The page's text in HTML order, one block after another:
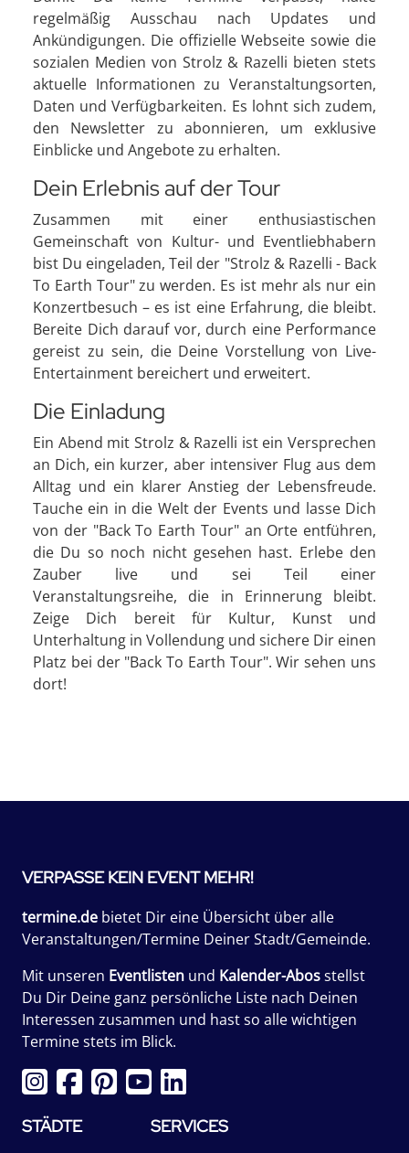
regelmäßig Ausschau nach Updates und
Ankündigungen. Die offizielle Webseite sowie die
sozialen Medien von Strolz & Razelli bieten stets
aktuelle Informationen zu Veranstaltungsorten,
Daten und Verfügbarkeiten. Es lohnt sich zudem,
den Newsletter zu abonnieren, um exklusive
Einblicke und Angebote zu erhalten.
Dein Erlebnis auf der Tour
Zusammen mit einer enthusiastischen
Gemeinschaft von Kultur- und Eventliebhabern
bist Du eingeladen, Teil der "Strolz & Razelli - Back
To Earth Tour" zu werden. Es ist mehr als nur ein
Konzertbesuch – es ist eine Erfahrung, die bleibt.
Bereite Dich darauf vor, durch eine Performance
gereist zu sein, die Deine Vorstellung von Live-
Entertainment bereichert und erweitert.
Die Einladung
Ein Abend mit Strolz & Razelli ist ein Versprechen
an Dich, ein kurzer, aber intensiver Flug aus dem
Alltag und ein klarer Anstieg der Lebensfreude.
Tauche ein in die Welt der Events und lasse Dich
von der "Back To Earth Tour" an Orte entführen,
die Du so noch nicht gesehen hast. Erlebe den
Zauber live und sei Teil einer
Veranstaltungsreihe, die in Erinnerung bleibt.
Zeige Dich bereit für Kultur, Kunst und
Unterhaltung in Vollendung und sichere Dir einen
Platz bei der "Back To Earth Tour". Wir sehen uns
dort!
VERPASSE KEIN EVENT MEHR!
termine.de bietet Dir eine Übersicht über alle
Veranstaltungen/Termine Deiner Stadt/Gemeinde.
Mit unseren Eventlisten und Kalender-Abosstellst
Du Dir Deine ganz persönliche Liste nach Deinen
Interessen zusammen und hast so alle wichtigen
Termine stets im Blick.
STÄDTE SERVICES